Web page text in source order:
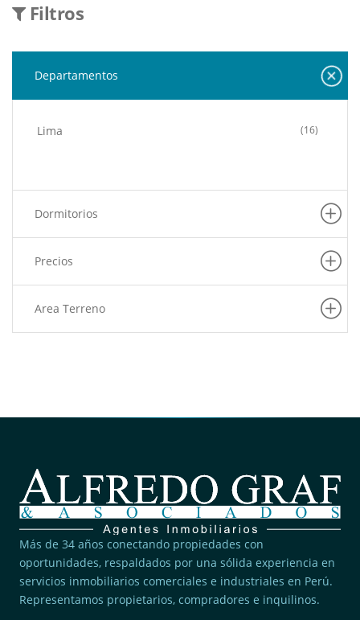
Filtros
Departamentos
Lima (16)
Dormitorios
Precios
Area Terreno
Más de 34 años conectando propiedades con
oportunidades, respaldados por una sólida experiencia en
servicios inmobiliarios comerciales e industriales en Perú.
Representamos propietarios, compradores e inquilinos.